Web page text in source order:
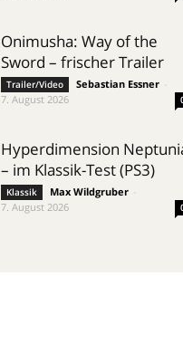
Onimusha: Way of the
Sword – frischer Trailer
Trailer/Video Sebastian Essner
7. August 2026
Hyperdimension
– im Klassik-Test (PS3)
Klassik Max Wildgruber
7. August 2026